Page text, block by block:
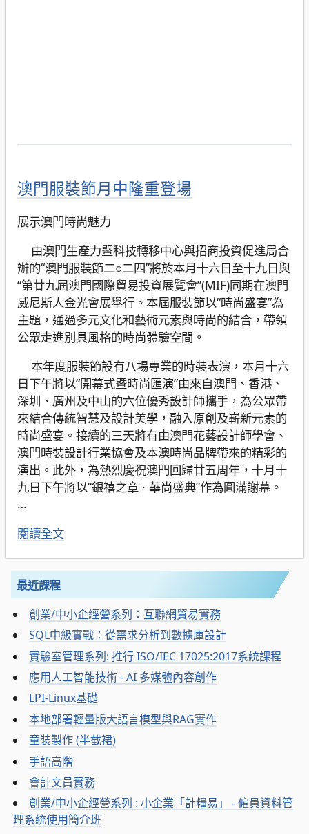
澳門服裝節月中隆重登場
展示澳門時尚魅力
由澳門生產力暨科技轉移中心與招商投資促進局合
辦的“澳門服裝節二○二四”將於本月十六日至十九日與
“第廿九屆澳門國際貿易投資展覽會”(MIF)同期在澳門
威尼斯人金光會展舉行。本屆服裝節以“時尚盛宴”為
主題，通過多元文化和藝術元素與時尚的結合，帶領
公眾走進別具風格的時尚體驗空間。
本年度服裝節設有八場專業的時裝表演，本月十六
日下午將以“開幕式暨時尚匯演”由來自澳門、香港、
深圳、廣州及中山的六位優秀設計師攜手，為公眾帶
來結合傳統智慧及設計美學，融入原創及嶄新元素的
時尚盛宴。接續的三天將有由澳門花藝設計師學會、
澳門時裝設計行業協會及本澳時尚品牌帶來的精彩的
演出。此外，為熱烈慶祝澳門回歸廿五周年，十月十
九日下午將以“銀禧之章 · 華尚盛典”作為圓滿謝幕。
…
閱讀全文
最近課程
創業/中小企經營系列：互聯網貿易實務
SQL中級實戰：從需求分析到數據庫設計
實驗室管理系列: 推行 ISO/IEC 17025:2017系統課程
應用人工智能技術 - AI 多媒體內容創作
LPI-Linux基礎
本地部署輕量版大語言模型與RAG實作
童裝製作 (半截裙)
手語高階
會計文員實務
創業/中小企經營系列 : 小企業「計糧易」 - 僱員資料管
理系統使用簡介班